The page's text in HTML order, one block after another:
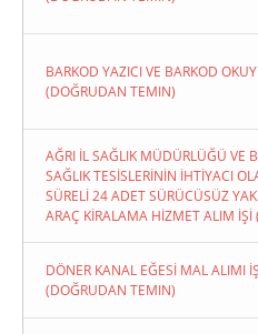
BARKOD YAZICI VE BARKOD
(DOĞRUDAN TEMIN)
AĞRI İL SAĞLIK MÜDÜRLÜĞÜ VE
SAĞLIK TESİSLERİNİN İHTİYACI
SÜRELİ 24 ADET SÜRÜCÜSÜZ
ARAÇ KİRALAMA HİZMET ALIM İŞİ
DÖNER KANAL EĞESİ MAL ALIMI
(DOĞRUDAN TEMIN)